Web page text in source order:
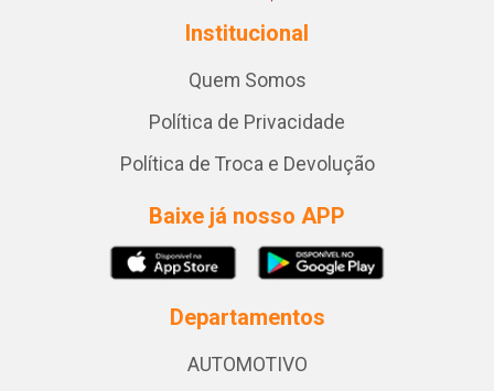
Institucional
Quem Somos
Política de Privacidade
Política de Troca e Devolução
Baixe já nosso APP
Departamentos
AUTOMOTIVO